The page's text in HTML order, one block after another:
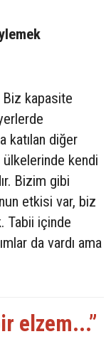
Biz kapasite
katılan diğer
kendi
Bizim gibi
etkisi var, biz
Tabii içinde
da vardı ama
elzem...”